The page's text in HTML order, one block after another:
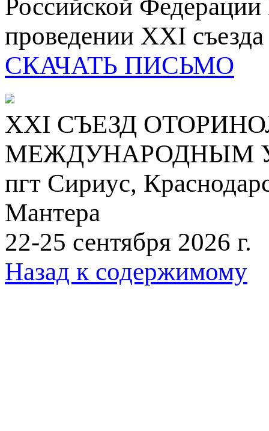
Российской
проведении XXI
СКАЧАТЬ ПИСЬМО
ХХI СЪЕЗД
МЕЖДУНАРОДНЫМ
пгт Сириус,
Мантера
22-25 сентября 2026 г.
Назад к содержимому